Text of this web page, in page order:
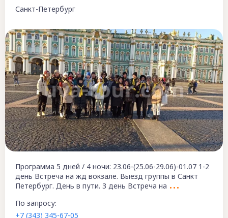
Санкт-Петербург
Программа 5 дней / 4 ночи: 23.06-(25.06-29.06)-01.07 1-2
день Встреча на жд вокзале. Выезд группы в Санкт
Петербург. День в пути. 3 день Встреча на
По запросу:
+7 (343) 345-67-05